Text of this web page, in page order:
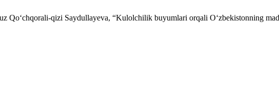
Qo‘chqorali-qizi Saydullayeva, “Kulolchilik buyumlari orqali O‘zbekistonning